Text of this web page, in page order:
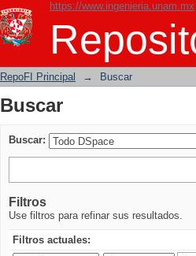
https://www.ingenieria.unam.mx
Buscar
RepoFI Principal → Buscar
Buscar
Buscar:
Filtros
Use filtros para refinar sus resultados.
Filtros actuales: